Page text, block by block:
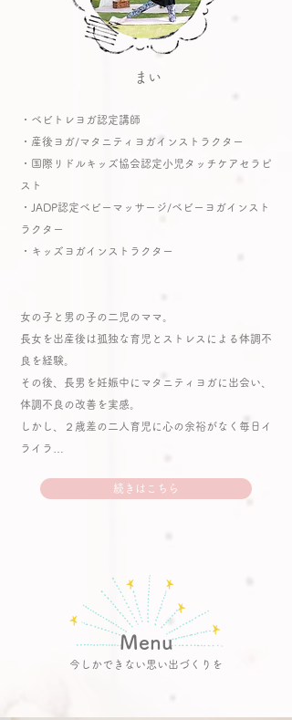
まい
・ベビトレヨガ認定講師
・産後ヨガ/マタニティヨガインストラクター​
​・国際リドルキッズ協会認定​小児タッチケアセラピ
スト​
・JADP認定ベビーマッサージ/ベビーヨガインスト
ラクター
​・キッズヨガインストラクター
女の子と男の子の二児のママ。
長女を出産後は孤独な育児とストレスによる体調不
良を経験。
その後、長男を妊娠中にマタニティヨガに出会い、
体調不良の改善を実感。
しかし、２歳差の二人育児に心の余裕がなく毎日イ
ライラ…
続きはこちら
​Menu
​今しかできない思い出づくりを